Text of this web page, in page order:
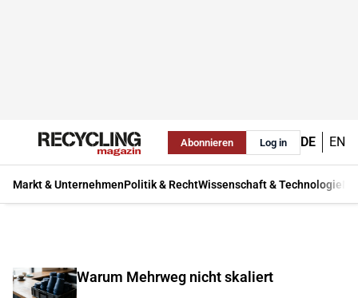
Abonnieren Log in DE EN
Markt & UnternehmenPolitik & RechtWissenschaft & Technologie
Warum Mehrweg nicht skaliert